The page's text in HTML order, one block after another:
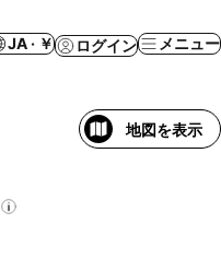
JA · ￥ ログイン メニュー
地図を表示